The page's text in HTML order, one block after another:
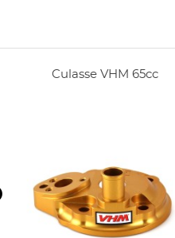
Culasse VHM 65cc